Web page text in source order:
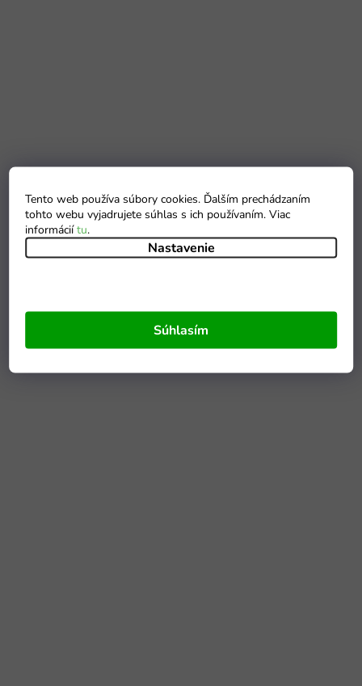
Tento web používa súbory cookies. Ďalším prechádzaním
tohto webu vyjadrujete súhlas s ich používaním. Viac
informáciítu.
Nastavenie
Súhlasím